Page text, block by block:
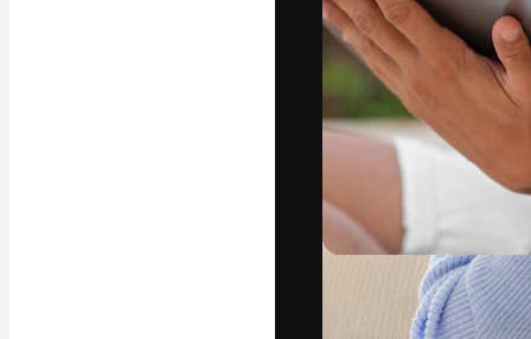
Copyright ©